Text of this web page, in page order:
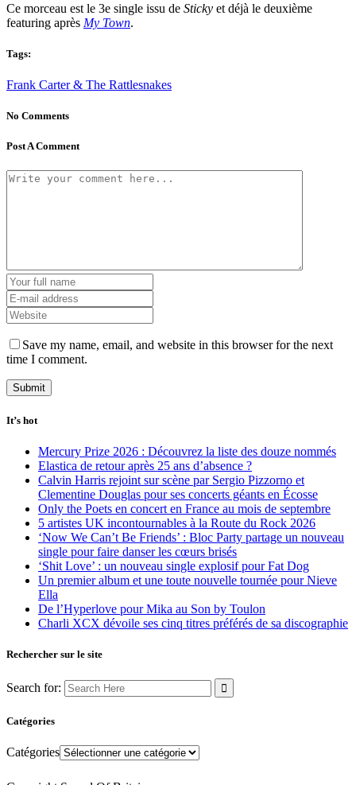
Ce morceau est le 3e single issu de Sticky et déjà le deuxième
featuring après My Town.
Tags:
Frank Carter & The Rattlesnakes
No Comments
Post A Comment
Save my name, email, and website in this browser for the next
time I comment.
It’s hot
Mercury Prize 2026 : Découvrez la liste des douze nommés
Elastica de retour après 25 ans d’absence ?
Calvin Harris rejoint sur scène par Sergio Pizzorno et
Clementine Douglas pour ses concerts géants en Écosse
Only the Poets en concert en France au mois de septembre
5 artistes UK incontournables à la Route du Rock 2026
‘Now We Can’t Be Friends’ : Bloc Party partage un nouveau
single pour faire danser les cœurs brisés
‘Shit Love’ : un nouveau single explosif pour Fat Dog
Un premier album et une toute nouvelle tournée pour Nieve
Ella
De l’Hyperlove pour Mika au Son by Toulon
Charli XCX dévoile ses cinq titres préférés de sa discographie
Rechercher sur le site
Search for:
Catégories
Catégories